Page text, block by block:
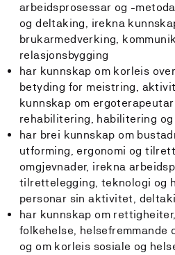
arbeidsprosessar og -
og deltaking, irekna
brukarmedverking,
relasjonsbygging
har kunnskap om korleis
betyding for meistring,
kunnskap om
rehabilitering, habilitering
har brei kunnskap om
utforming, ergonomi og
omgjevnader, irekna
tilrettelegging, teknologi og
personar sin aktivitet,
har kunnskap om
folkehelse, helsefremmande
og om korleis sosiale og